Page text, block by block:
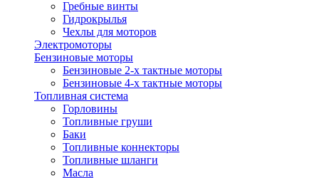
Гребные винты
Гидрокрылья
Чехлы для моторов
Электромоторы
Бензиновые моторы
Бензиновые 2-х тактные моторы
Бензиновые 4-х тактные моторы
Топливная система
Горловины
Топливные груши
Баки
Топливные коннекторы
Топливные шланги
Масла